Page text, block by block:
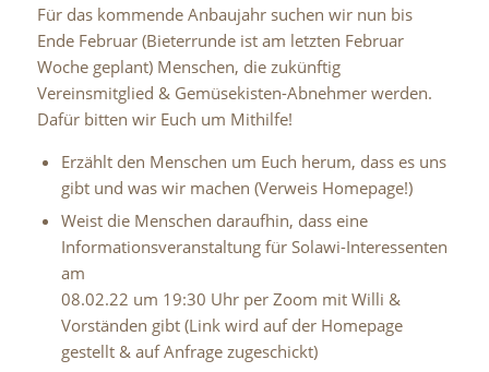
Für das kommende Anbaujahr suchen wir nun bis
Ende Februar (Bieterrunde ist am letzten Februar
Woche geplant) Menschen, die zukünftig
Vereinsmitglied & Gemüsekisten-Abnehmer werden.
Dafür bitten wir Euch um Mithilfe!
Erzähltden Menschen um Euch herum, dass es uns
gibt und was wir machen (Verweis Homepage!)
Weist die Menschen daraufhin, dass eine
Informationsveranstaltung für Solawi-Interessenten
am
08.02.22 um 19:30 Uhr per Zoom mit Willi &
Vorständen gibt (Link wird auf der Homepage
gestellt & auf Anfrage zugeschickt)